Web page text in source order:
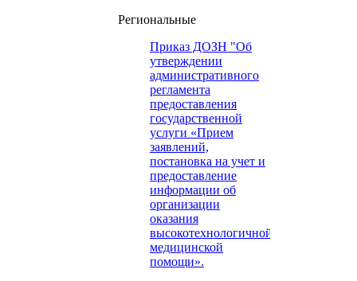
Региональные
Приказ ДОЗН "Об
утверждении
административного
регламента
предоставления
государственной
услуги «Прием
заявлений,
постановка на учет и
предоставление
информации об
организации
оказания
высокотехнологичной
медицинской
помощи».